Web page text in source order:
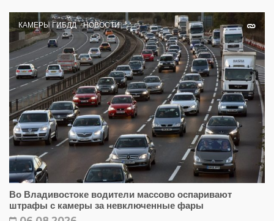
КАМЕРЫ ГИБДД НОВОСТИ
Во Владивостоке водители массово оспаривают
штрафы с камеры за невключенные фары